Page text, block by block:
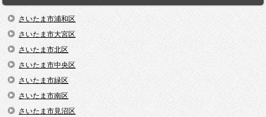
さいたま市浦和区
さいたま市大宮区
さいたま市北区
さいたま市中央区
さいたま市緑区
さいたま市南区
さいたま市見沼区